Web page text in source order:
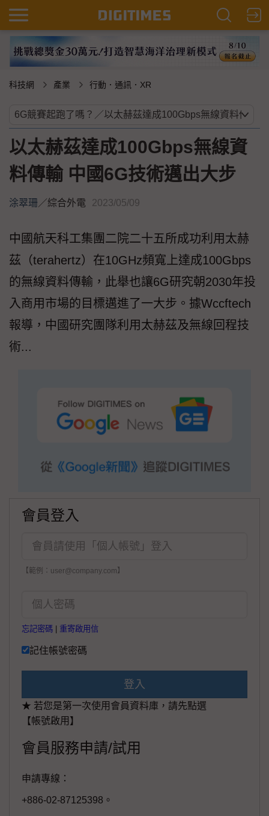
科技網 產業 行動．通訊．XR
以太赫茲達成100Gbps無線資
料傳輸 中國6G技術邁出大步
涂翠珊／綜合外電 2023/05/09
中國航天科工集團二院二十五所成功利用太赫
茲（terahertz）在10GHz頻寬上達成100Gbps
的無線資料傳輸，此舉也讓6G研究朝2030年投
入商用市場的目標邁進了一大步。據Wccftech
報導，中國研究團隊利用太赫茲及無線回程技
術...
會員登入
【範例：user@company.com】
忘記密碼 重寄啟用信
記住帳號密碼
登入
★ 若您是第一次使用會員資料庫，請先點選
【帳號啟用】
會員服務申請/試用
申請專線：
+886-02-87125398。